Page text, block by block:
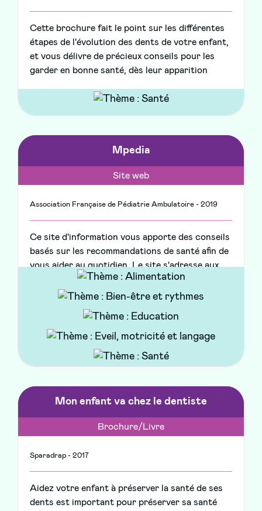
Cette brochure fait le point sur les différentes
étapes de l'évolution des dents de votre enfant,
et vous délivre de précieux conseils pour les
garder en bonne santé, dès leur apparition
Mpedia
Site web
Association Française de Pédiatrie Ambulatoire - 2019
Ce site d'information vous apporte des conseils
basés sur les recommandations de santé afin de
vous aider au quotidien. Le site s'adresse aux
parents d'enfants de 0 à 11 ans et traite de
l'alimentation, de la santé, de la parentalité et du
sommeil. Un espace est également dédié à la
Mon enfant va chez le dentiste
Brochure/Livre
Sparadrap - 2017
Aidez votre enfant à préserver la santé de ses
dents est important pour préserver sa santé